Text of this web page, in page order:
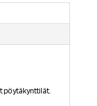
pöytäkynttilät.